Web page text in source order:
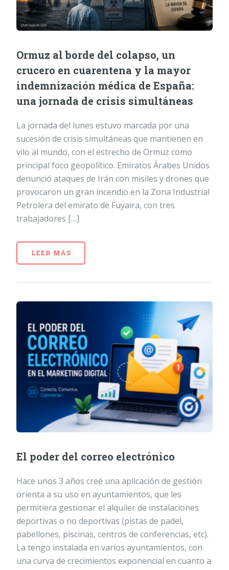
Ormuz al borde del colapso, un
crucero en cuarentena y la mayor
indemnización médica de España:
una jornada de crisis simultáneas
La jornada del lunes estuvo marcada por una
sucesión de crisis simultáneas que mantienen en
vilo al mundo, con el estrecho de Ormuz como
principal foco geopolítico. Emiratos Árabes Unidos
denunció ataques de Irán con misiles y drones que
provocaron un gran incendio en la Zona Industrial
Petrolera del emirato de Fuyaira, con tres
trabajadores […]
LEER MÁS
El poder del correo electrónico
Hace unos 3 años creé una aplicación de gestión
orienta a su uso en ayuntamientos, que les
permitiera gestionar el alquiler de instalaciones
deportivas o no deportivas (pistas de padel,
pabellones, piscinas, centros de conferencias, etc).
La tengo instalada en varios ayuntamientos, con
una curva de crecimientos exponencial en cuanto a